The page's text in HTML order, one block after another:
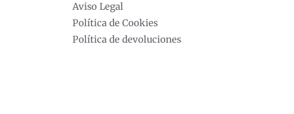
Aviso Legal
Política de Cookies
Política de devoluciones